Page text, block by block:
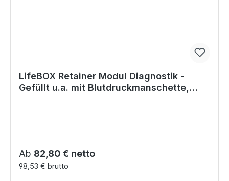
LifeBOX Retainer Modul Diagnostik -
Gefüllt u.a. mit Blutdruckmanschette,
Regulärer Preis:
Ab 82,80 € netto
98,53 € brutto